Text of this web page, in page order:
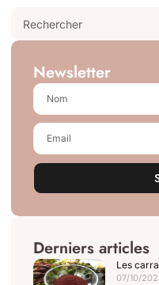
Newsletter
Derniers articles
Les
07/10/